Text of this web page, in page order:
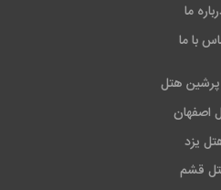
ما
با ما
هتل
اصفهان
یزد
قشم